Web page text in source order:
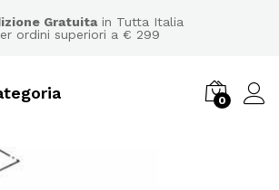
Gratuitain Tutta Italia
ordini superiori a € 299
0